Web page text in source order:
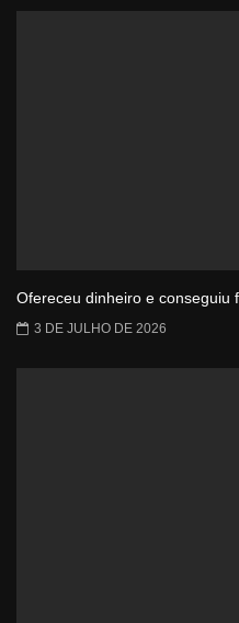
Ofereceu dinheiro e conseguiu
3 DE JULHO DE 2026